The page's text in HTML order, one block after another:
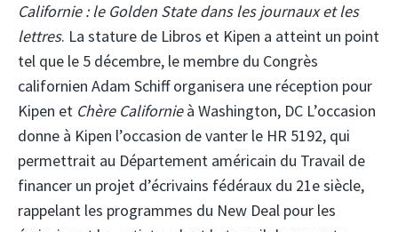
Californie : le Golden State dans les journaux et les
lettres. La stature de Libros et Kipen a atteint un point
tel que le 5 décembre, le membre du Congrès
californien Adam Schiff organisera une réception pour
Kipen et Chère Californieà Washington, DC L’occasion
donne à Kipen l’occasion de vanter le HR 5192, qui
permettrait au Département américain du Travail de
financer un projet d’écrivains fédéraux du 21e siècle,
rappelant les programmes du New Deal pour les